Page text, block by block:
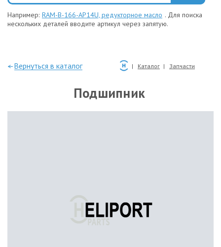
Например: RAM-B-166-AP14U, редукторное масло . Для поиска
нескольких деталей вводите артикул через запятую.
—Вернуться в каталог Каталог Запчасти
Подшипник